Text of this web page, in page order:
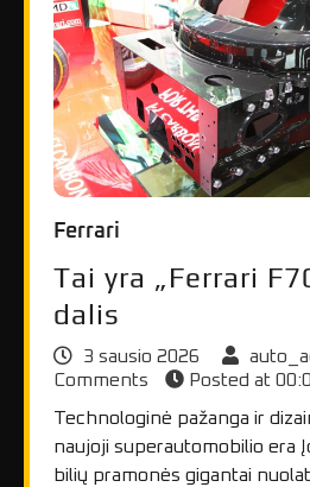
Ferrari
Tai yra „Ferrari
dalis
3 sausio 2026
Comments
Posted at
Technologinė pažanga ir
naujoji superautomobilio era
bilių pramonės gigantai